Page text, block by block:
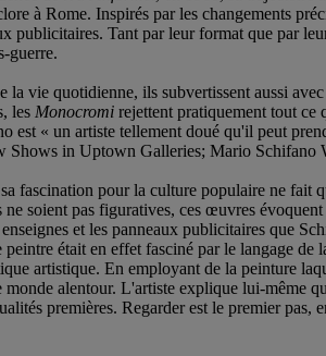
à Rome. Inspirés par les changements
publicitaires. Tant par leur format que par
guerre.
vie quotidienne, ils subvertissent aussi
les Monocromi rejettent pratiquement tout ce
« un artiste tellement doué qu'il peut
Shows in Uptown Galleries; Mario Schifano
fascination pour la culture populaire ne fait
soient pas figuratives, ces œuvres
et les panneaux publicitaires que
était en effet fasciné par le langage
artistique. En employant de la peinture
alentour. L'artiste explique lui-même
premières. Regarder est le premier